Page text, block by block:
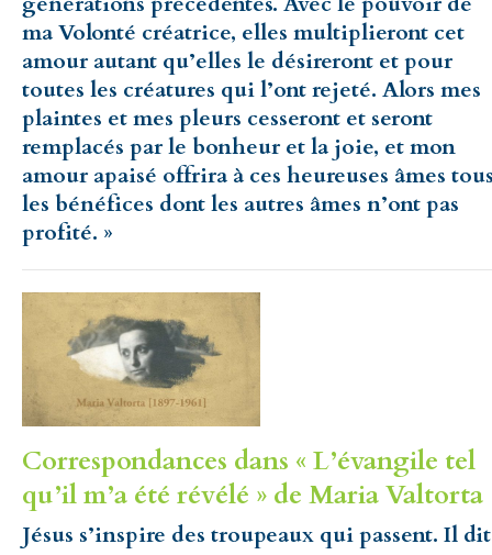
ma Volonté créatrice, elles multiplieront cet
amour autant qu’elles le désireront et pour
toutes les créatures qui l’ont rejeté. Alors mes
plaintes et mes pleurs cesseront et seront
remplacés par le bonheur et la joie, et mon
amour apaisé offrira à ces heureuses âmes
les bénéfices dont les autres âmes n’ont pas
profité. »
Correspondances dans « L’évangile tel
qu’il m’a été révélé » de Maria Valtorta
Jésus s’inspire des troupeaux qui passent. Il